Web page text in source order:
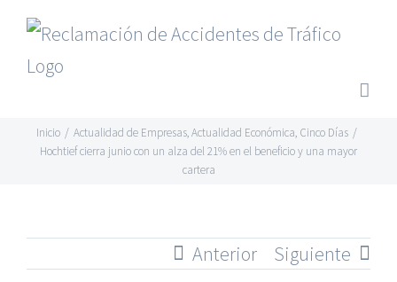
Saltar
contenido
Inicio / Actualidad de Empresas,Actualidad Económica, Cinco Días /
Hochtief cierra junio con un alza del 21% en el beneficio y una mayor
cartera
Anterior Siguiente